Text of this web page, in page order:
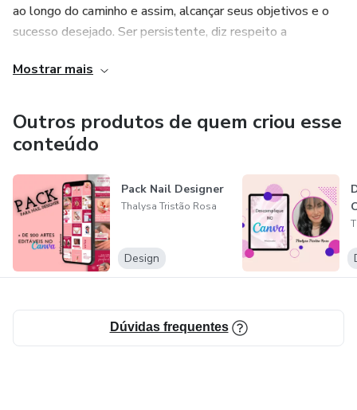
ao longo do caminho e assim, alcançar seus objetivos e o
sucesso desejado. Ser persistente, diz respeito a
isso seja atingido."
Mostrar mais
Outros produtos de quem criou esse
conteúdo
Pack Nail Designer
Thalysa Tristão Rosa
Design
Dúvidas frequentes